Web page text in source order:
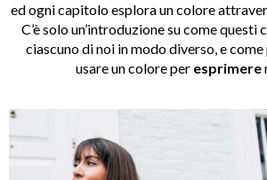
ed ogni capitolo esplora un colore
C’è solo un’introduzione su come
ciascuno di noi in modo diverso, e
usare un colore per esprimere